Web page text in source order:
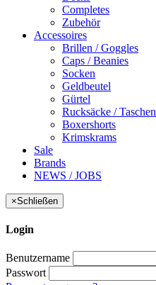
Completes
Zubehör
Accessoires
Brillen / Goggles
Caps / Beanies
Socken
Geldbeutel
Gürtel
Rucksäcke / Taschen
Boxershorts
Krimskrams
Sale
Brands
NEWS / JOBS
×Schließen
Login
Benutzername
Passwort